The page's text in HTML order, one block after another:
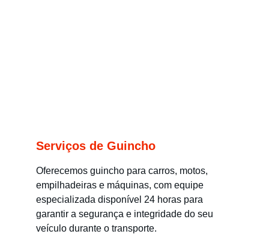
Serviços de Guincho
Oferecemos guincho para carros, motos,
empilhadeiras e máquinas, com equipe
especializada disponível 24 horas para
garantir a segurança e integridade do seu
veículo durante o transporte.